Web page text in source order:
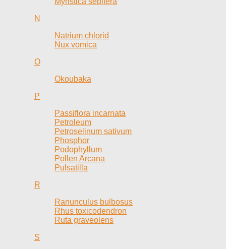
N
Natrium chlorid
Nux vomica
O
Okoubaka
P
Passiflora incarnata
Petroleum
Petroselinum sativum
Phosphor
Podophyllum
Pollen Arcana
Pulsatilla
R
Ranunculus bulbosus
Rhus toxicodendron
Ruta graveolens
S